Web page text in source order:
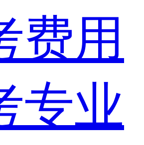
费用
专业